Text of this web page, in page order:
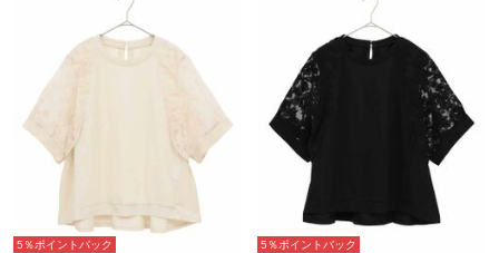
5％ポイントバック
5％ポイントバック